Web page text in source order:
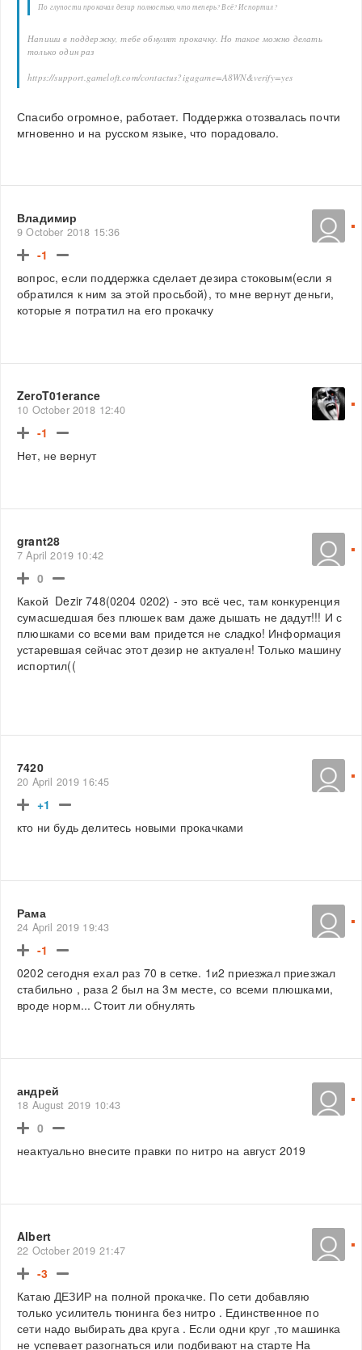
По глупости прокачал дезир полностью, что теперь? Всё? Испортил?
Напиши в поддержку, тебе обнулят прокачку. Но такое можно делать
только один раз
https://support.gameloft.com/contactus?igagame=A8WN&verify=yes
Спасибо огромное, работает. Поддержка отозвалась почти
мгновенно и на русском языке, что порадовало.
Владимир
9 October 2018 15:36
-1
вопрос, если поддержка сделает дезира стоковым(если я
обратился к ним за этой просьбой), то мне вернут деньги,
которые я потратил на его прокачку
ZeroT01erance
10 October 2018 12:40
-1
Нет, не вернут
grant28
7 April 2019 10:42
0
Какой Dezir 748(0204 0202) - это всё чес, там конкуренция
сумасшедшая без плюшек вам даже дышать не дадут!!! И с
плюшками со всеми вам придется не сладко! Информация
устаревшая сейчас этот дезир не актуален! Только машину
испортил((
7420
20 April 2019 16:45
+1
кто ни будь делитесь новыми прокачками
Рама
24 April 2019 19:43
-1
0202 сегодня ехал раз 70 в сетке. 1и2 приезжал приезжал
стабильно , раза 2 был на 3м месте, со всеми плюшками,
вроде норм... Стоит ли обнулять
андрей
18 August 2019 10:43
0
неактуально внесите правки по нитро на август 2019
Albert
22 October 2019 21:47
-3
Катаю ДЕЗИР на полной прокачке. По сети добавляю
только усилитель тюнинга без нитро . Единственное по
сети надо выбирать два круга . Если одни круг ,то машинка
не успевает разогнаться или подбивают на старте На